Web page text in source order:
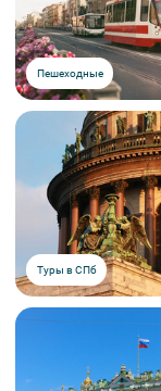
Пешеходные
Туры в СПб